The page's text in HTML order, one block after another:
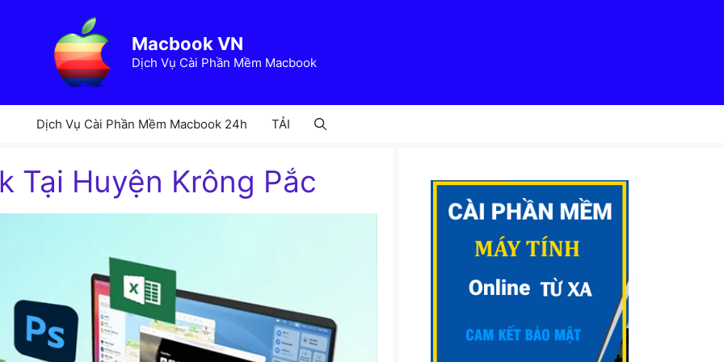
Macbook VN
Dịch Vụ Cài Phần Mềm Macbook
Dịch Vụ Cài Phần Mềm Macbook 24h TẢI
Tại Huyện Krông Pắc